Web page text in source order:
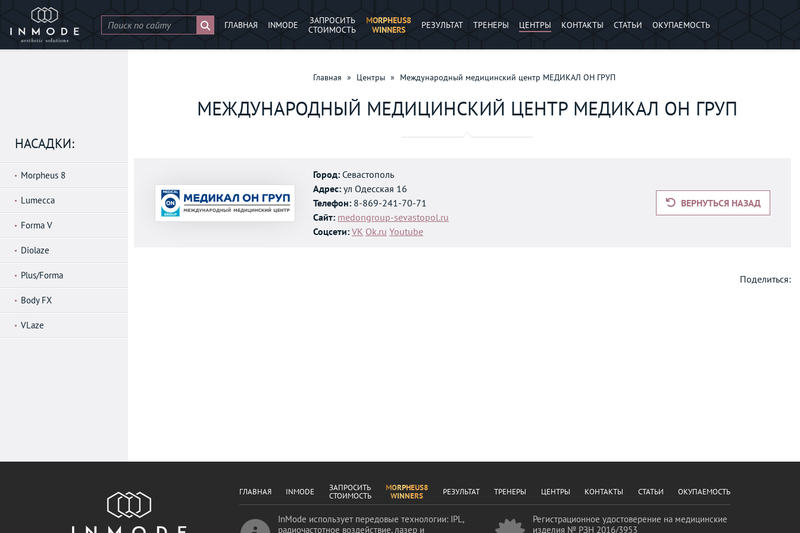
ГЛАВНАЯ INMODE
ЗАПРОСИТЬ
СТОИМОСТЬ
MORPHEUS8
WINNERS
РЕЗУЛЬТАТ ТРЕНЕРЫ ЦЕНТРЫ КОНТАКТЫ СТАТЬИ ОКУПАЕМОСТЬ
НАСАДКИ:
Morpheus 8
Lumecca
Forma V
Diolaze
Plus/Forma
Body FX
VLaze
Главная » Центры » Международный медицинский центр МЕДИКАЛ ОН ГРУП
МЕЖДУНАРОДНЫЙ МЕДИЦИНСКИЙ ЦЕНТР МЕДИКАЛ ОН ГРУП
Город: Севастополь
Адрес: ул Одесская 16
Телефон: 8-869-241-70-71
Сайт: medongroup-sevastopol.ru
Соцсети: VK Ok.ru Youtube
ВЕРНУТЬСЯ НАЗАД
Поделиться:
ГЛАВНАЯ INMODE
ЗАПРОСИТЬ
СТОИМОСТЬ
MORPHEUS8
WINNERS
РЕЗУЛЬТАТ ТРЕНЕРЫ ЦЕНТРЫ КОНТАКТЫ СТАТЬИ ОКУПАЕМОСТЬ
InMode использует передовые технологии: IPL,
радиочастотное воздействие, лазер и
Регистрационное удостоверение на медицинские
изделия № РЗН 2016/3953